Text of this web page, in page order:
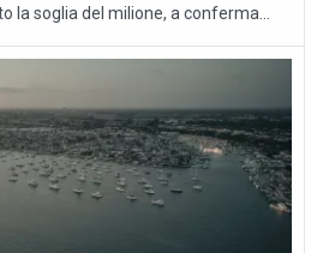
la soglia del milione, a conferma...